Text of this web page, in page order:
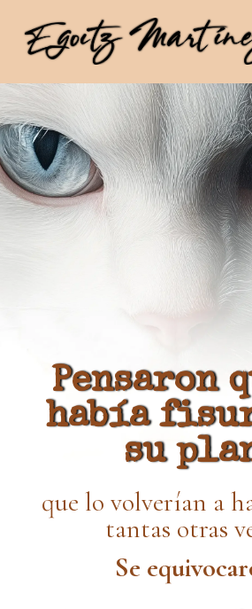
Pensaron
había
su
que lo volverían a
tantas otras
Se